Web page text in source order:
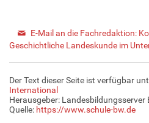
E-Mail an die Fachredaktion:
Geschichtliche Landeskunde im
Der Text dieser Seite ist verfügbar
International
Herausgeber: Landesbildungsserver
Quelle: https://www.schule-bw.de